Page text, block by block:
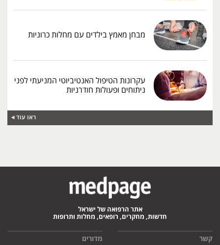
מבחן מאמץ בילדים עם מחלות כרוניות
עקרונות הטיפול האנטיביוטי המניעתי לפני
ניתוחים ופעולות חודרניות
ראו עוד
אתר הרפואה של ישראל
חדשות, מחקרים, רופאים, מחלות ותרופות
קשר מדורים